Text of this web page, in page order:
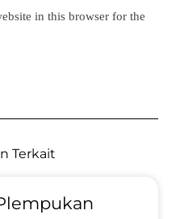
in this browser for the
Terkait